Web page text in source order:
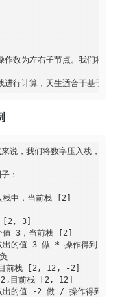
操作数为左右子节点。我们将
，我们将数字压入栈，如果遇
：
栈中，当前栈 [2]
[2, 3]
值 3，当前栈 [2]
出的值 3 做 * 操作得到 12，压
目前栈 [2, 12, -2]
2,目前栈 [2, 12]
出的值 -2 做 / 操作得到 1,压入